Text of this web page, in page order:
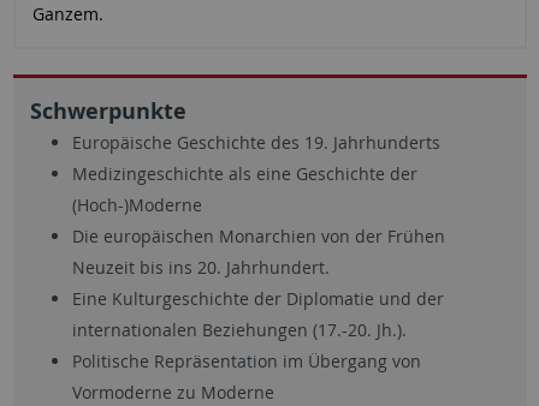
Ganzem.
Schwerpunkte
Europäische Geschichte des 19. Jahrhunderts
Medizingeschichte als eine Geschichte der
(Hoch-)Moderne
Die europäischen Monarchien von der Frühen
Neuzeit bis ins 20. Jahrhundert.
Eine Kulturgeschichte der Diplomatie und der
internationalen Beziehungen (17.-20. Jh.).
Politische Repräsentation im Übergang von
Vormoderne zu Moderne